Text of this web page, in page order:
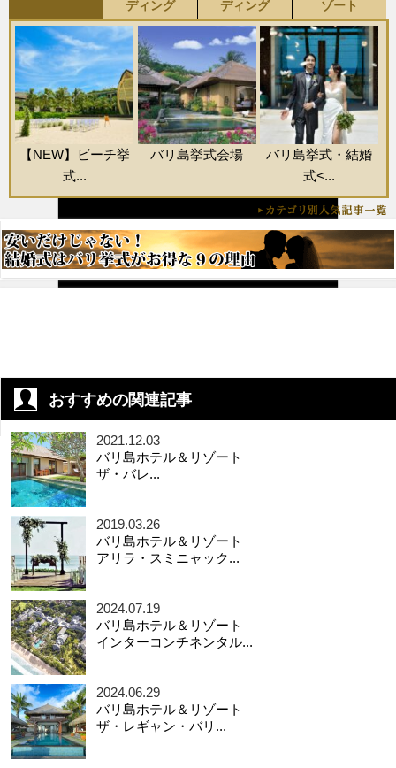
ディング
ディング
ゾート
【NEW】ビーチ挙
式...
バリ島挙式会場
バリ島挙式・結婚
式<...
おすすめの関連記事
2021.12.03
バリ島ホテル＆リゾート
ザ・バレ...
2019.03.26
バリ島ホテル＆リゾート
アリラ・スミニャック...
2024.07.19
バリ島ホテル＆リゾート
インターコンチネンタル...
2024.06.29
バリ島ホテル＆リゾート
ザ・レギャン・バリ...